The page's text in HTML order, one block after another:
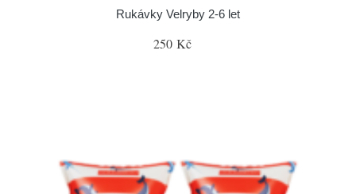
Rukávky Velryby 2-6 let
250 Kč